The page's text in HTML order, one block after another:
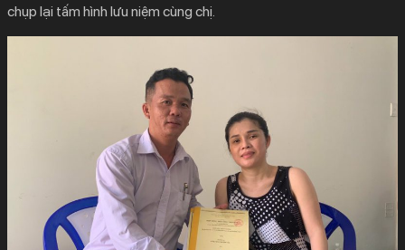
chụp lại tấm hình lưu niệm cùng chị.